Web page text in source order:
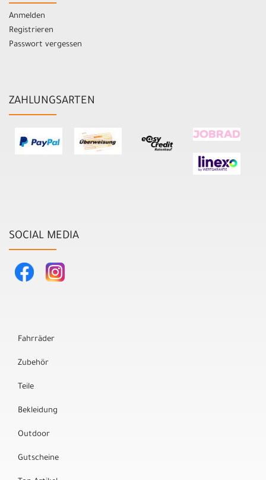
Anmelden
Registrieren
Passwort vergessen
ZAHLUNGSARTEN
SOCIAL MEDIA
Fahrräder
Zubehör
Teile
Bekleidung
Outdoor
Gutscheine